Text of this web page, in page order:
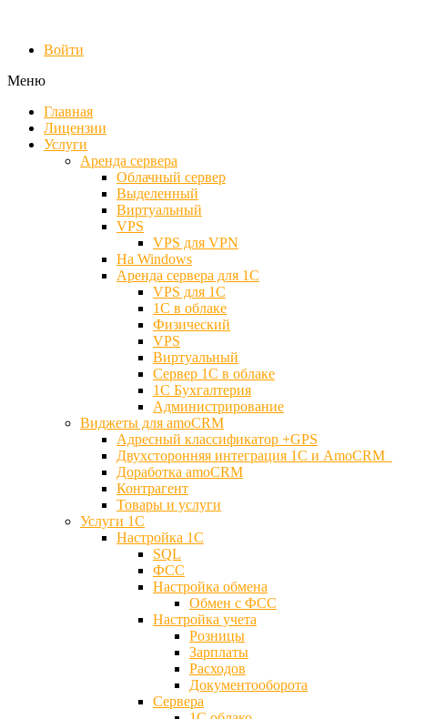
Войти
Меню
Главная
Лицензии
Услуги
Аренда сервера
Облачный сервер
Выделенный
Виртуальный
VPS
VPS для VPN
На Windows
Аренда сервера для 1С
VPS для 1С
1С в облаке
Физический
VPS
Виртуальный
Сервер 1С в облаке
1С Бухгалтерия
Администрирование
Виджеты для amoCRM
Адресный классификатор +GPS
Двухсторонняя интеграция 1С и AmoCRM
Доработка amoCRM
Контрагент
Товары и услуги
Услуги 1С
Настройка 1С
SQL
ФСС
Настройка обмена
Обмен с ФСС
Настройка учета
Розницы
Зарплаты
Расходов
Документооборота
Сервера